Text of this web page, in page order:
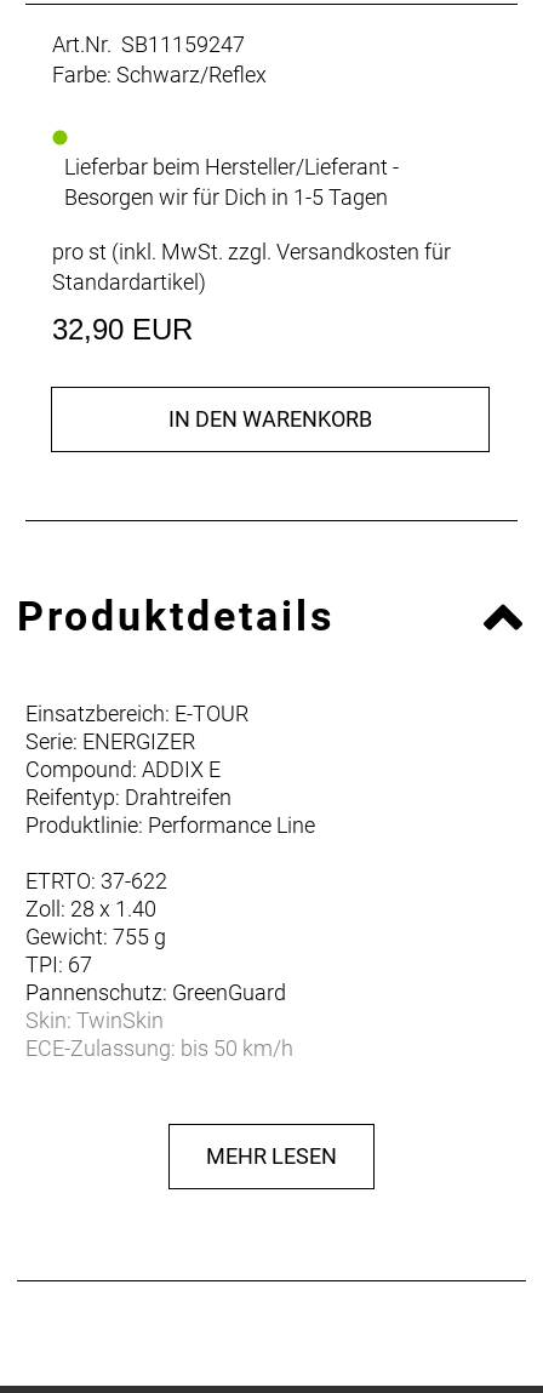
Art.Nr. SB11159247
Farbe: Schwarz/Reflex
Lieferbar beim Hersteller/Lieferant -
Besorgen wir für Dich in 1-5 Tagen
pro st (inkl. MwSt. zzgl. Versandkosten für
Standardartikel)
32,90 EUR
IN DEN WARENKORB
Produktdetails
Einsatzbereich: E-TOUR
Serie: ENERGIZER
Compound: ADDIX E
Reifentyp: Drahtreifen
Produktlinie: Performance Line
ETRTO: 37-622
Zoll: 28 x 1.40
Gewicht: 755 g
TPI: 67
Pannenschutz: GreenGuard
Skin: TwinSkin
ECE-Zulassung: bis 50 km/h
info@schwalbe.com
MEHR LESEN